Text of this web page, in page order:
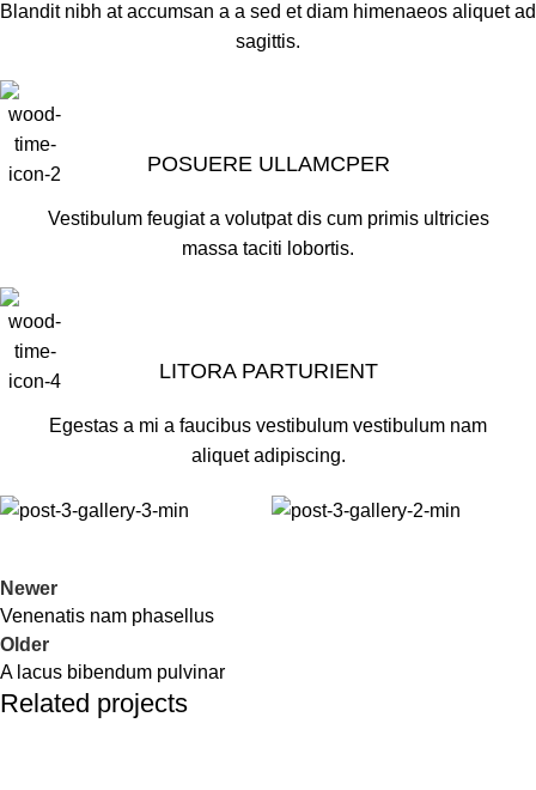
Blandit nibh at accumsan a a sed et diam himenaeos aliquet ad
sagittis.
POSUERE ULLAMCPER
Vestibulum feugiat a volutpat dis cum primis ultricies
massa taciti lobortis.
LITORA PARTURIENT
Egestas a mi a faucibus vestibulum vestibulum nam
aliquet adipiscing.
Newer
Venenatis nam phasellus
Older
A lacus bibendum pulvinar
Related projects